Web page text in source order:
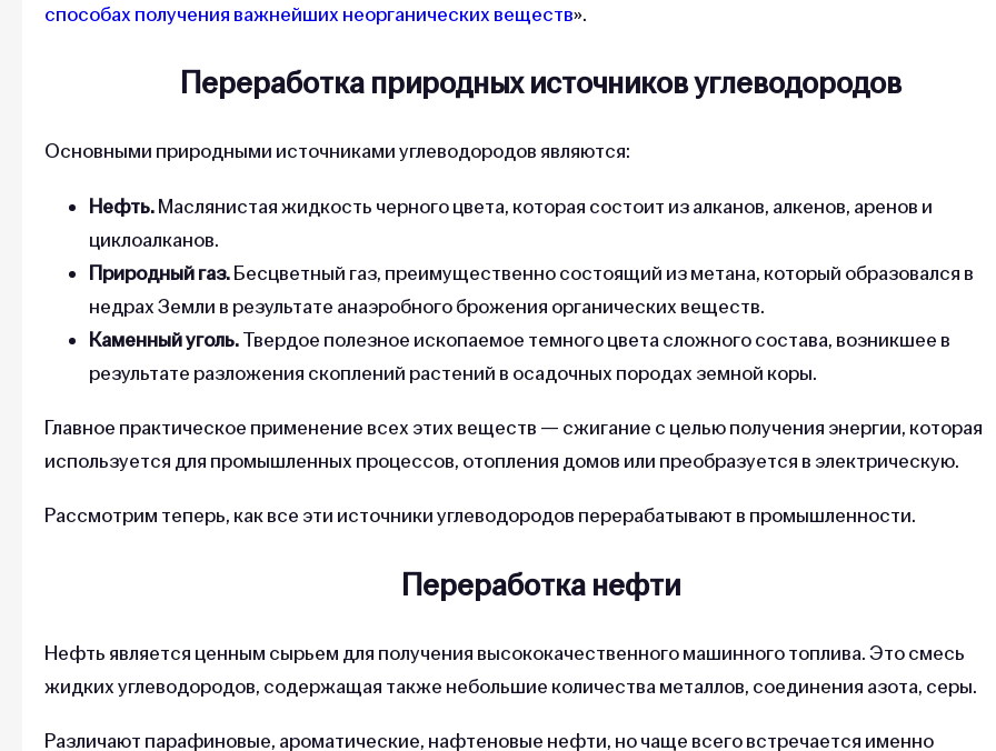
способах получения важнейших неорганических веществ».
Переработка природных источников углеводородов
Основными природными источниками углеводородов являются:
Нефть.Маслянистая жидкость черного цвета, которая состоит из алканов, алкенов, аренов и
циклоалканов.
Природный газ.Бесцветный газ, преимущественно состоящий из метана, который образовался в
недрах Земли в результате анаэробного брожения органических веществ.
Каменный уголь.Твердое полезное ископаемое темного цвета сложного состава, возникшее в
результате разложения скоплений растений в осадочных породах земной коры.
Главное практическое применение всех этих веществ — сжигание с целью получения энергии, которая
используется для промышленных процессов, отопления домов или преобразуется в электрическую.
Рассмотрим теперь, как все эти источники углеводородов перерабатывают в промышленности.
Переработка нефти
Нефть является ценным сырьем для получения высококачественного машинного топлива. Это смесь
жидких углеводородов, содержащая также небольшие количества металлов, соединения азота, серы.
Различают парафиновые, ароматические, нафтеновые нефти, но чаще всего встречается именно